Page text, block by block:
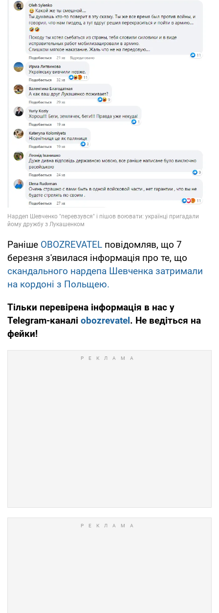
Раніше OBOZREVATEL повідомляв, що 7
березня з'явилася інформація про те, що
скандального нардепа Шевченка затримали
на кордоні з Польщею.
Тільки перевірена інформація в нас у
Telegram-каналі obozrevatel. Не ведіться на
фейки!